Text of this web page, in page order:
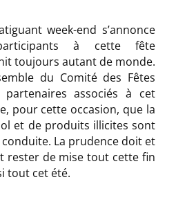
week-end s’annonce
à cette fête
toujours autant de monde.
du Comité des Fêtes
associés à cet
pour cette occasion, que la
et de produits illicites sont
La prudence doit et
rester de mise tout cette fin
tout cet été.